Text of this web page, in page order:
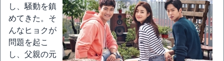
し、騒動を鎮
めてきた。そ
んなヒョクが
問題を起こ
し、父親の元